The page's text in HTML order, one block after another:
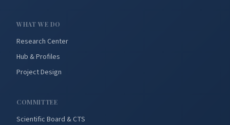
WHAT WE DO
Research Center
Hub & Profiles
Project Design
COMMITTEE
Scientific Board & CTS